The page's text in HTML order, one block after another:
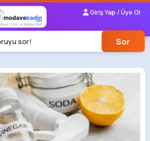
Giriş Yap / Üye Ol
sor! Sor